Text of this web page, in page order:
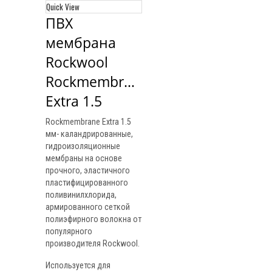
Quick View
ПВХ
мембрана
Rockwool
Rockmembrane
Extra 1.5
Rockmembrane Extra 1.5
мм- каландрированные,
гидроизоляционные
мембраны на основе
прочного, эластичного
пластифицированного
поливинилхлорида,
армированного сеткой
полиэфирного волокна от
популярного
производителя Rockwool.
Используется для